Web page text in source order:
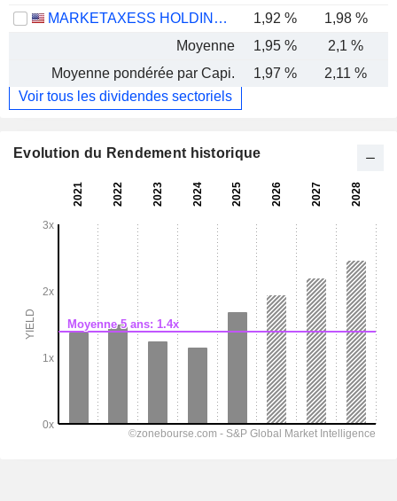
MARKETAXESS HOLDINGS INC.
1,92 % 1,98 %
Moyenne
1,95 % 2,1 %
Moyenne pondérée par Capi.
1,97 % 2,11 %
Voir tous les dividendes sectoriels
Evolution du Rendement historique